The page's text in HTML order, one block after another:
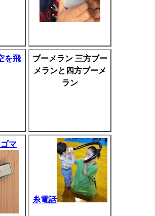
を飛
ブーメラン 三方ブー
メランと四方ブーメ
ラン
マ
糸電話